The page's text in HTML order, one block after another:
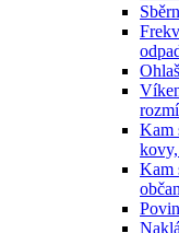
Kam
Kam